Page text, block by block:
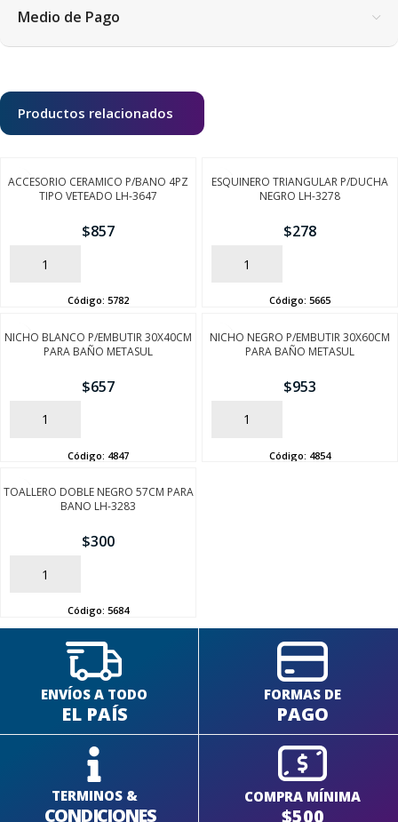
Medio de Pago
Productos relacionados
ACCESORIO CERAMICO P/BANO 4PZ
TIPO VETEADO LH-3647
$857
AÑADIR
Código: 5782
ESQUINERO TRIANGULAR P/DUCHA
NEGRO LH-3278
$278
AÑADIR
Código: 5665
NICHO BLANCO P/EMBUTIR 30X40CM
PARA BAÑO METASUL
$657
AÑADIR
Código: 4847
NICHO NEGRO P/EMBUTIR 30X60CM
PARA BAÑO METASUL
$953
AÑADIR
Código: 4854
TOALLERO DOBLE NEGRO 57CM PARA
BANO LH-3283
$300
AÑADIR
Código: 5684
ENVÍOS A TODO
EL PAÍS
FORMAS DE
PAGO
TERMINOS &
CONDICIONES
COMPRA MÍNIMA
$500